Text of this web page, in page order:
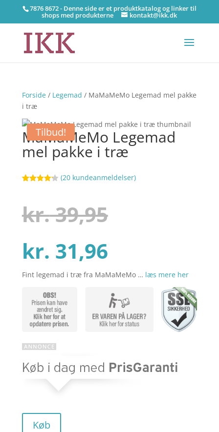
7876 8672 - Denne side er et produktkatalog og linker til
shops med produkterne kontakt@ikk.dk
Forside/ Legemad / MaMaMeMo Legemad mel pakke
i træ
Tilbud!
MaMaMeMo Legemad
mel pakke i træ
baseret
på
kundebedø
(20 kundeanmeldelser)
kr.39,95
pris
var:
kr. 39,95.
kr. 31,96Den
aktuelle
pris
er:
Fint legemad i træ fra MaMaMeMo … læs mere her
Køb